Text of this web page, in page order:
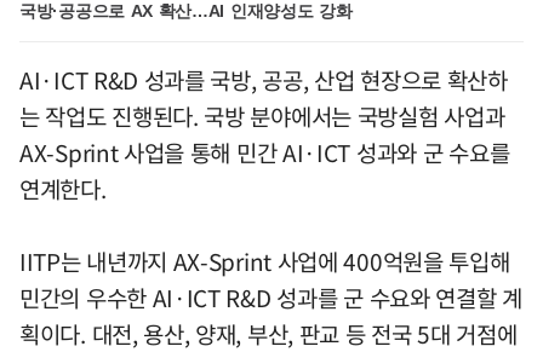
국방·공공으로 AX 확산…AI 인재양성도 강화
AI·ICT R&D 성과를 국방, 공공, 산업 현장으로 확산하
는 작업도 진행된다. 국방 분야에서는 국방실험 사업과
AX-Sprint 사업을 통해 민간 AI·ICT 성과와 군 수요를
연계한다.
IITP는 내년까지 AX-Sprint 사업에 400억원을 투입해
민간의 우수한 AI·ICT R&D 성과를 군 수요와 연결할 계
획이다. 대전, 용산, 양재, 부산, 판교 등 전국 5대 거점에